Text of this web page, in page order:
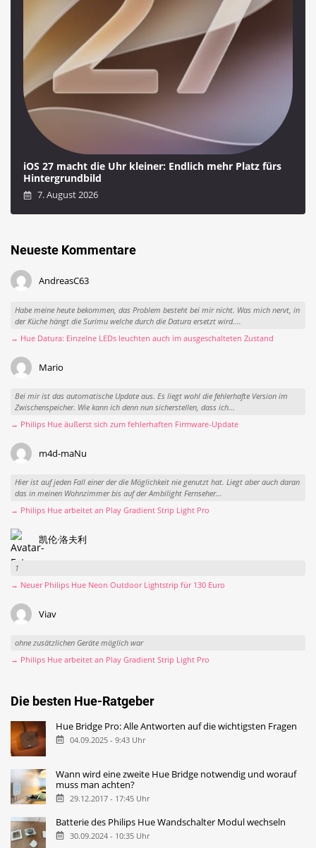
iOS 27 macht die Uhr kleiner: Endlich mehr Platz fürs
Hintergrundbild
7. August 2026
Neueste Kommentare
AndreasC63
Habe meine heute bekommen, das Problem besteht bei mir nicht. Was mich nervt, in
der Küche hängt die Surimu welche durch die Datura ersetzt wird....
→ Hue Datura: Einzelne LEDs leuchten auch im ausgeschalteten Zustand
Mario
Bei mir ist das automatische Update aus. Es liegt wohl die fehlerhafte Version im
Zwischenspeicher. Wie kann ich denn nun sicherstellen, dass ich...
→ Philips Hue äußerst sich zum fehlerhaften Firmware-Update
m4d-maNu
Hier ist auf jeden Fall einer der die Möglichkeit nie genutzt hat. Liegt aber auch daran
das in meinen Wohnzimmer bis auf der Ambilight Fernseher...
→ Philips Hue arbeitet an Play Gradient Strip Light Pro
凯伦·洛夫利
1
→ Neuer Philips Hue Neon Outdoor Lightstrip für 130 Euro
Viav
ohne zusätzlichen Geräte möglich war
→ Philips Hue arbeitet an Play Gradient Strip Light Pro
Die besten Hue-Ratgeber
Hue Bridge Pro: Alle Antworten auf die wichtigsten Fragen
04.09.2025 - 9:43 Uhr
Wann wird eine zweite Hue Bridge notwendig und worauf
muss man achten?
29.12.2017 - 17:45 Uhr
Batterie des Philips Hue Wandschalter Modul wechseln
30.09.2024 - 10:35 Uhr